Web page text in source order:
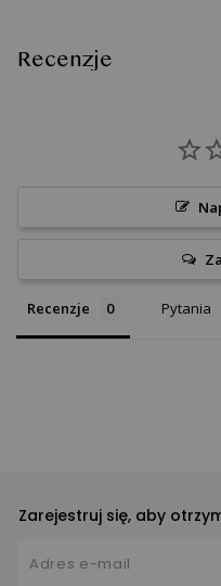
Recenzje
Recenzje Pytania
Zarejestruj się, aby